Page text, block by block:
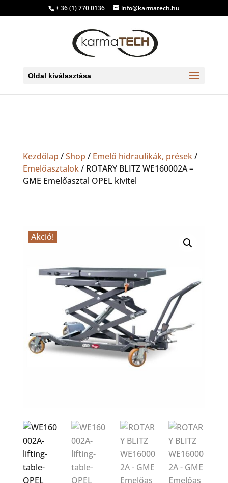
+ 36 (1) 770 0136 info@karmatech.hu
Oldal kiválasztása
Kezdőlap /Shop / Emelő hidraulikák, prések/
Emelőasztalok/ ROTARY BLITZ WE160002A –
GME Emelőasztal OPEL kivitel
Akció!